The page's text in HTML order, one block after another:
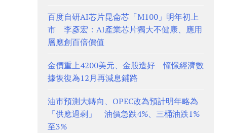
百度自研AI芯片昆侖芯「M100」明年初上
市 李彥宏：AI產業芯片獨大不健康、應用
層應創百倍價值
金價重上4200美元、金股造好 憧憬經濟數
據恢復為12月再減息鋪路
油市預測大轉向、OPEC改為預計明年略為
「供應過剩」 油價急跌4%、三桶油跌1%
至3%